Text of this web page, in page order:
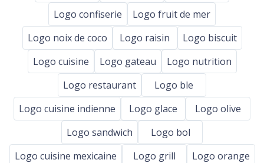
Logo confiserie
Logo fruit de mer
Logo noix de coco
Logo raisin
Logo biscuit
Logo cuisine
Logo gateau
Logo nutrition
Logo restaurant
Logo ble
Logo cuisine indienne
Logo glace
Logo olive
Logo sandwich
Logo bol
Logo cuisine mexicaine
Logo grill
Logo orange